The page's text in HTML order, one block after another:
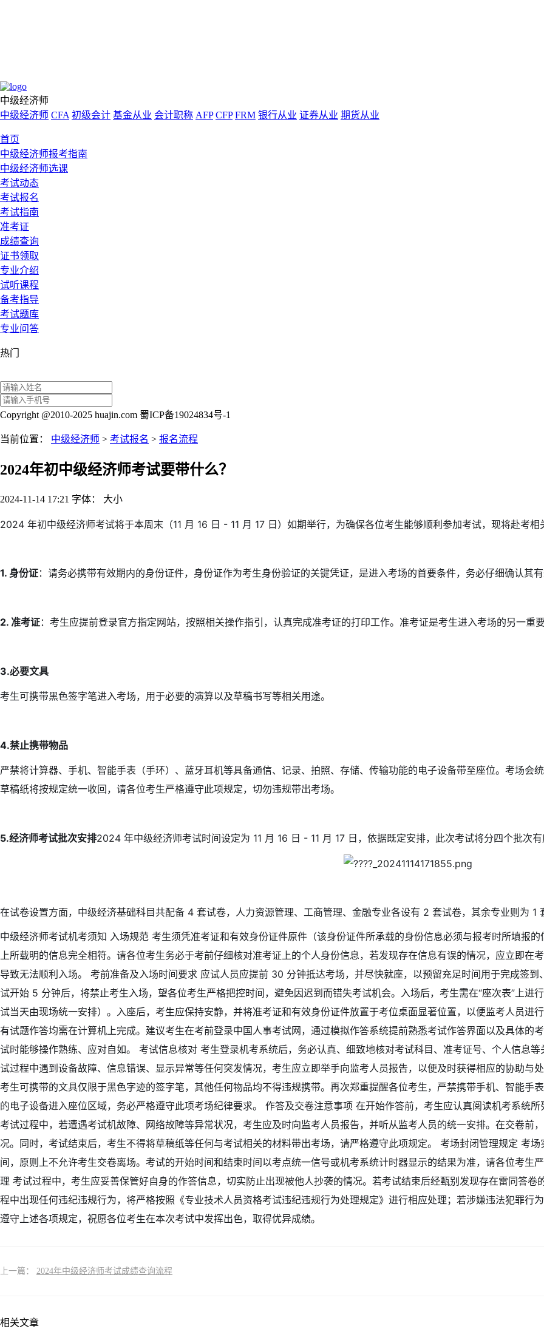
中级经济师
中级经济师 CFA 初级会计 基金从业 会计职称 AFP CFP FRM 银行从业 证券从业 期货从业
首页
中级经济师报考指南
中级经济师选课
考试动态
考试报名
考试指南
准考证
成绩查询
证书领取
专业介绍
试听课程
备考指导
考试题库
专业问答
热门
Copyright @2010-2025 huajin.com 蜀ICP备19024834号-1
当前位置： 中级经济师 > 考试报名 > 报名流程
2024年初中级经济师考试要带什么？
2024-11-14 17:21 字体： 大小
2024 年初中级经济师考试将于本周末（11 月 16 日 - 11 月 17 日）如期举行，为确保各位考生能够顺利参加考试，现将赴考
1. 身份证：请务必携带有效期内的身份证件，身份证作为考生身份验证的关键凭证，是进入考场的首要条件，务必仔细确认其有
2. 准考证：考生应提前登录官方指定网站，按照相关操作指引，认真完成准考证的打印工作。准考证是考生进入考场的另一重
3.必要文具
考生可携带黑色签字笔进入考场，用于必要的演算以及草稿书写等相关用途。
4.禁止携带物品
严禁将计算器、手机、智能手表（手环）、蓝牙耳机等具备通信、记录、拍照、存储、传输功能的电子设备带至座位。考场会
草稿纸将按规定统一收回，请各位考生严格遵守此项规定，切勿违规带出考场。
5.经济师考试批次安排2024 年中级经济师考试时间设定为 11 月 16 日 - 11 月 17 日，依据既定安排，此次考试将分四个批次有
在试卷设置方面，中级经济基础科目共配备 4 套试卷，人力资源管理、工商管理、金融专业各设有 2 套试卷，其余专业则为 1
中级经济师考试机考须知 入场规范 考生须凭准考证和有效身份证件原件（该身份证件所承载的身份信息必须与报考时所填报
上所载明的信息完全相符。请各位考生务必于考前仔细核对准考证上的个人身份信息，若发现存在信息有误的情况，应立即在
导致无法顺利入场。 考前准备及入场时间要求 应试人员应提前 30 分钟抵达考场，并尽快就座，以预留充足时间用于完成签
试开始 5 分钟后，将禁止考生入场，望各位考生严格把控时间，避免因迟到而错失考试机会。入场后，考生需在“座次表”上进
试当天由现场统一安排）。入座后，考生应保持安静，并将准考证和有效身份证件放置于考位桌面显著位置，以便监考人员进
有试题作答均需在计算机上完成。建议考生在考前登录中国人事考试网，通过模拟作答系统提前熟悉考试作答界面以及具体的
试时能够操作熟练、应对自如。 考试信息核对 考生登录机考系统后，务必认真、细致地核对考试科目、准考证号、个人信息
试过程中遇到设备故障、信息错误、显示异常等任何突发情况，考生应立即举手向监考人员报告，以便及时获得相应的协助与
考生可携带的文具仅限于黑色字迹的签字笔，其他任何物品均不得违规携带。再次郑重提醒各位考生，严禁携带手机、智能手
的电子设备进入座位区域，务必严格遵守此项考场纪律要求。 作答及交卷注意事项 在开始作答前，考生应认真阅读机考系统
考试过程中，若遭遇考试机故障、网络故障等异常状况，考生应及时向监考人员报告，并听从监考人员的统一安排。在交卷前
况。同时，考试结束后，考生不得将草稿纸等任何与考试相关的材料带出考场，请严格遵守此项规定。 考场封闭管理规定 考
间，原则上不允许考生交卷离场。考试的开始时间和结束时间以考点统一信号或机考系统计时器显示的结果为准，请各位考生
理 考试过程中，考生应妥善保管好自身的作答信息，切实防止出现被他人抄袭的情况。若考试结束后经甄别发现存在雷同答
程中出现任何违纪违规行为，将严格按照《专业技术人员资格考试违纪违规行为处理规定》进行相应处理；若涉嫌违法犯罪行
遵守上述各项规定，祝愿各位考生在本次考试中发挥出色，取得优异成绩。
上一篇： 2024年中级经济师考试成绩查询流程
相关文章